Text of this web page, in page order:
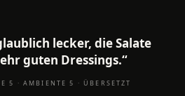
lecker, die Salate
guten Dressings.“
5 · AMBIENTE 5 · ÜBERSETZT